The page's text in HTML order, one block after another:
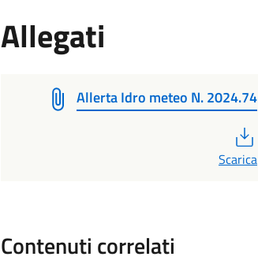
Allegati
Allerta Idro meteo N. 2024.74
Scarica
Contenuti correlati